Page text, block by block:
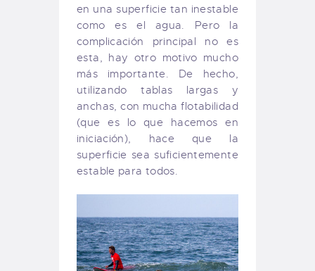
en una superficie tan inestable
como es el agua. Pero la
complicación principal no es
esta, hay otro motivo mucho
más importante. De hecho,
utilizando tablas largas y
anchas, con mucha flotabilidad
(que es lo que hacemos en
iniciación), hace que la
superficie sea suficientemente
estable para todos.